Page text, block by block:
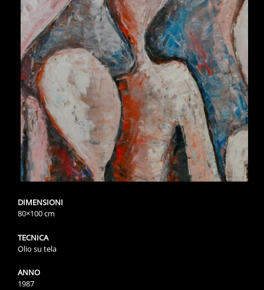
DIMENSIONI
80×100 cm
TECNICA
Olio su tela
ANNO
1987